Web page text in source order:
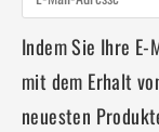
Indem Sie Ihre
mit dem Erhalt
neuesten